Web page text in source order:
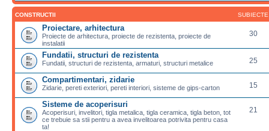
CONSTRUCTII SUBIECTE
Proiectare, arhitectura
Proiecte de arhitectura, proiecte de rezistenta, proiecte de
instalatii
30
Fundatii, structuri de rezistenta
Fundatii, structuri de rezistenta, armaturi, structuri metalice 25
Compartimentari, zidarie
Zidarie, pereti exteriori, pereti interiori, sisteme de gips-carton 15
Sisteme de acoperisuri
Acoperisuri, invelitori, tigla metalica, tigla ceramica, tigla beton, tot
ce trebuie sa stii pentru a avea invelitoarea potrivita pentru casa
ta!
21